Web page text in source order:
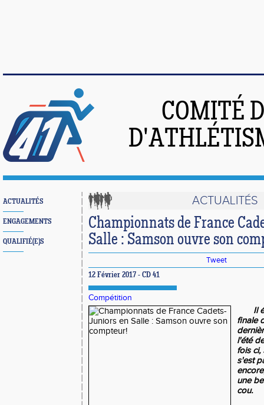
COMITÉ
ACTUALITÉS
ENGAGEMENTS
QUALIFIÉ(E)S
ACTUALITÉS
Championnats de France
Salle : Samson ouvre son
Tweet
12 Février 2017 - CD 41
Compétition
Il
finale
l'été
fois ci,
s'est
une
cou.